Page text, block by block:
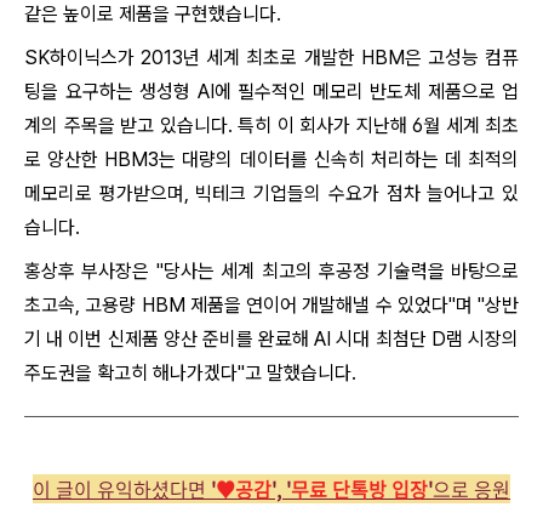
같은 높이로 제품을 구현했습니다.
SK하이닉스가 2013년 세계 최초로 개발한 HBM은 고성능 컴퓨
팅을 요구하는 생성형 AI에 필수적인 메모리 반도체 제품으로 업
계의 주목을 받고 있습니다. 특히 이 회사가 지난해 6월 세계 최초
로 양산한 HBM3는 대량의 데이터를 신속히 처리하는 데 최적의
메모리로 평가받으며, 빅테크 기업들의 수요가 점차 늘어나고 있
습니다.
홍상후 부사장은 "당사는 세계 최고의 후공정 기술력을 바탕으로
초고속, 고용량 HBM 제품을 연이어 개발해낼 수 있었다"며 "상반
기 내 이번 신제품 양산 준비를 완료해 AI 시대 최첨단 D램 시장의
주도권을 확고히 해나가겠다"고 말했습니다.
이 글이 유익하셨다면 '♥︎공감', '무료 단톡방 입장'으로 응원